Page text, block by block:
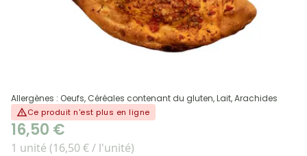
Allergènes : Oeufs, Céréales contenant du gluten, Lait, Arachides
Ce produit n'est plus en ligne
16,50 €
1 unité (16,50 € / l'unité)